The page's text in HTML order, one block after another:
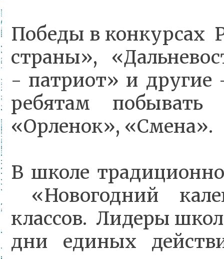
Победы в
страны»,
- патриот» и другие
ребятам
«Орленок», «Смена».
В школе
«Новогодний
классов. Лидеры
дни единых